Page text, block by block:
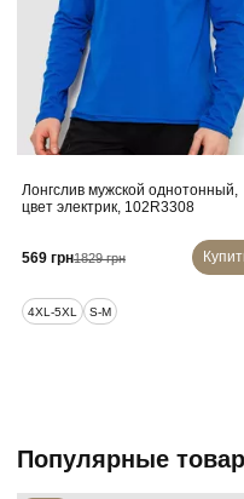
Лонгслив мужской однотонный,
цвет электрик, 102R3308
569 грн1829 грн
4XL-5XL S-M
Популярные